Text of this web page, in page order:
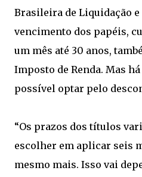
Brasileira de Liquidação e
vencimento dos papéis,
um mês até 30 anos,
Imposto de Renda. Mas
possível optar pelo
“Os prazos dos títulos
escolher em aplicar seis
mesmo mais. Isso vai